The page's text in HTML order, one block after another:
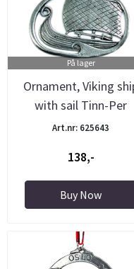
På lager
Ornament, Viking
with sail Tinn-Per
Art.nr: 625643
138,-
Buy Now